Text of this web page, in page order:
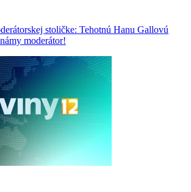
stoličke: Tehotnú Hanu Gallovú
moderátor!